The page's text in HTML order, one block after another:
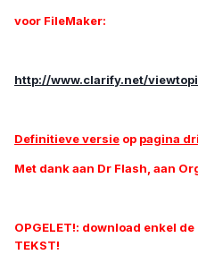
voor FileMaker:
http://www.clarify.net/
Definitieve versie op pagina
Met dank aan Dr Flash, aan
OPGELET!: download enkel
TEKST!